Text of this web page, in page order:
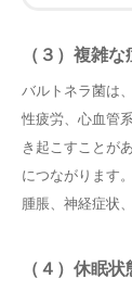
（３）複雑な
バルトネラ菌は
性疲労、心血管
き起こすことが
につながります
腫脹、神経症状
（４）休眠状